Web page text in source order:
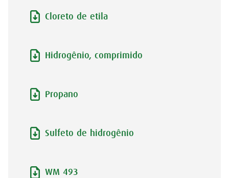
Cloreto de etila
Hidrogênio, comprimido
Propano
Sulfeto de hidrogênio
WM 493